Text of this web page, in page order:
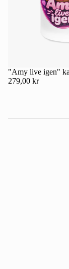
"Amy live igen"
279,00 kr